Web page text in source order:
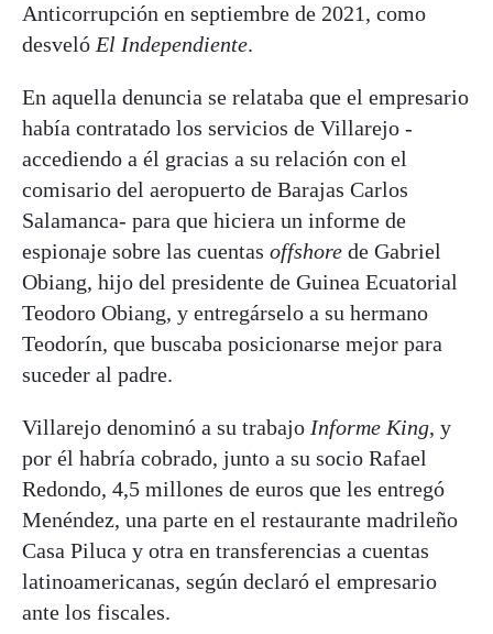
Anticorrupción en septiembre de 2021, como
desveló El Independiente.
En aquella denuncia se relataba que el empresario
había contratado los servicios de Villarejo -
accediendo a él gracias a su relación con el
comisario del aeropuerto de Barajas Carlos
Salamanca- para que hiciera un informe de
espionaje sobre las cuentas offshore de Gabriel
Obiang, hijo del presidente de Guinea Ecuatorial
Teodoro Obiang, y entregárselo a su hermano
Teodorín, que buscaba posicionarse mejor para
suceder al padre.
Villarejo denominó a su trabajo Informe King, y
por él habría cobrado, junto a su socio Rafael
Redondo, 4,5 millones de euros que les entregó
Menéndez, una parte en el restaurante madrileño
Casa Piluca y otra en transferencias a cuentas
latinoamericanas, según declaró el empresario
ante los fiscales.